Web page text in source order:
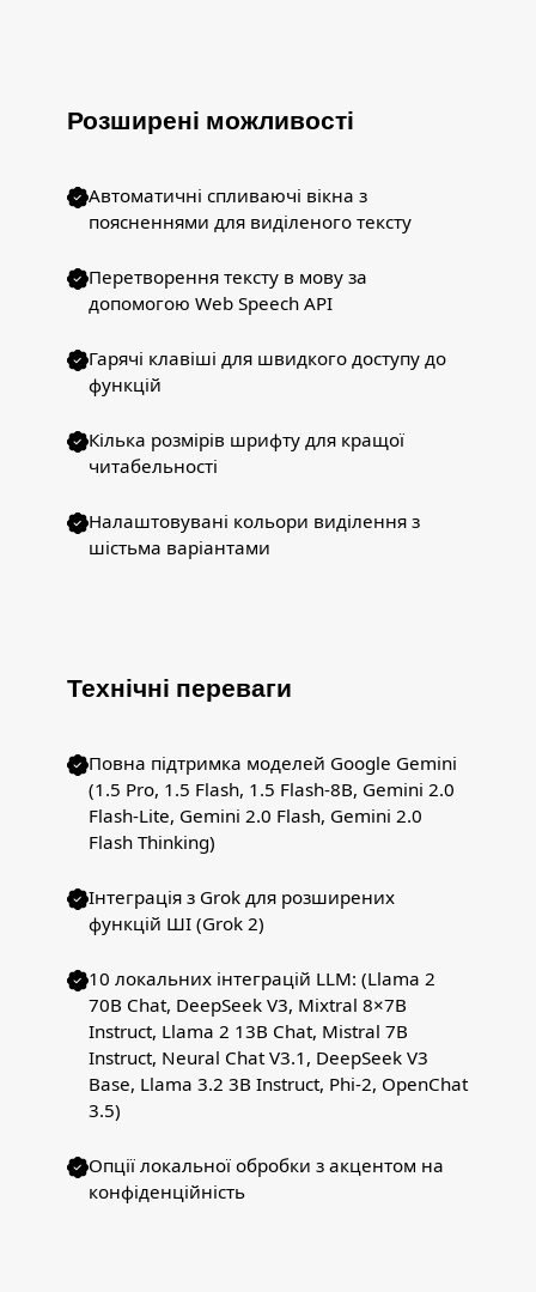
Розширені можливості
Автоматичні спливаючі вікна з
поясненнями для виділеного тексту
Перетворення тексту в мову за
допомогою Web Speech API
Гарячі клавіші для швидкого доступу до
функцій
Кілька розмірів шрифту для кращої
читабельності
Налаштовувані кольори виділення з
шістьма варіантами
Технічні переваги
Повна підтримка моделей Google Gemini
(1.5 Pro, 1.5 Flash, 1.5 Flash-8B, Gemini 2.0
Flash-Lite, Gemini 2.0 Flash, Gemini 2.0
Flash Thinking)
Інтеграція з Grok для розширених
функцій ШІ (Grok 2)
10 локальних інтеграцій LLM: (Llama 2
70B Chat, DeepSeek V3, Mixtral 8×7B
Instruct, Llama 2 13B Chat, Mistral 7B
Instruct, Neural Chat V3.1, DeepSeek V3
Base, Llama 3.2 3B Instruct, Phi-2, OpenChat
3.5)
Опції локальної обробки з акцентом на
конфіденційність